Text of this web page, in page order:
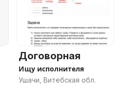
Договорная
Ищу исполнителя
Ушачи, Витебская обл.